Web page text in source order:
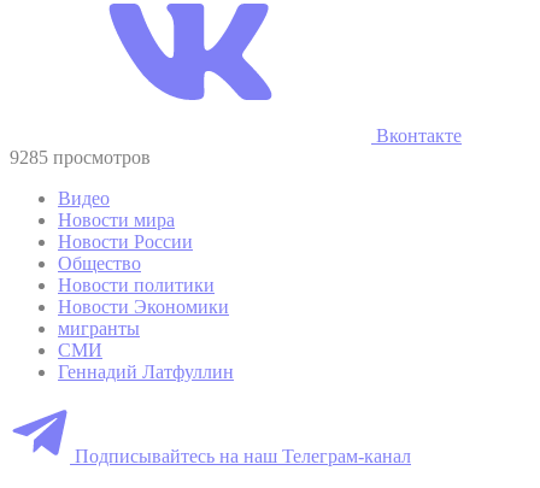
Вконтакте
9285 просмотров
Видео
Новости мира
Новости России
Общество
Новости политики
Новости Экономики
мигранты
СМИ
Геннадий Латфуллин
Подписывайтесь на наш Телеграм-канал